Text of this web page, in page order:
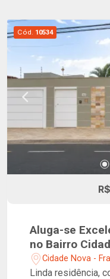
Cód. 10534
Aluga-se
no Bairro
Cidade Nova -
Linda residência,